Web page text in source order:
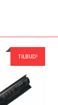
TILBUD!